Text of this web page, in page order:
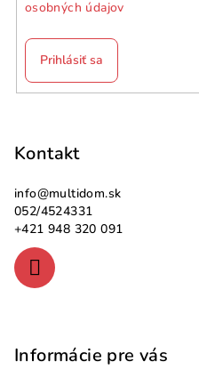
osobných údajov
Prihlásiť sa
Kontakt
info@multidom.sk
052/4524331
+421 948 320 091
Informácie pre vás